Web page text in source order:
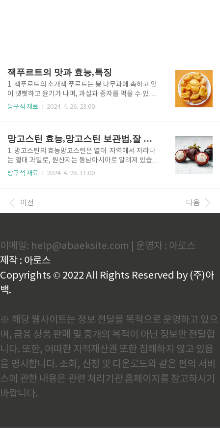
잭푸르트의 맛과 효능,특징
1. 잭푸르트의 소개잭 푸르트는 뽕 나무과에 속하고 잎
이 뻣뻣하고 윤기가 나며, 과실과 종자를 먹을 수 있습
니다. 열매의 무게는 32kg 정도 나간다고 합니다. 잭 프
다른 지역으로 퍼져나갔습니다 인도 지역에서 3000~6
000년 전에 재배되었다는 고고학적 자료들이 있다고
합니다. 이후 인도네시아, 말레이시아, 필리핀, 태국 등
의 동남아시아의 열대 지역으로 전파되어 재배되었습
니다. 그러면서 포르투갈 상인들이 1498년 인도 서남
으로 보이며 1700년대 초반에 열대 아프리카, 브라질,
카리브해, 중남..
방구석 재료 2024. 4. 26. 23:00
망고스틴 효능,망고스틴 보관법,잘 익은 망고스틴 고르는 법
1. 망고스틴의 효능망고스틴은 열대 지역에서 자라나
는 열대 과일로, 원산지는 동남아시아로 알려져 있습니
다. 주로 인도네시아, 말레이시아, 필리핀, 태국 등의 연
르타 근처에 위치한 생산지로 알려진 지역이 많습니다.
이 과일은 열대 지역의 다습하고 따뜻한 기후에서 잘 자
아시아에서는 오랫동안 소중히 여겨져 왔습니다. 현재
는 전 세계적으로 수출되고 있으며, 그 인기는 계속해서
증가하고 있습니다.2. 망고스틴이 건강에 좋은 이유망
고스틴은 맛뿐만 아니라 ..
방구석 재료 2024. 4. 26. 11:00
이전 다음
이메일: help@abaeksite.com | 운영자 : 아로스
제작 : 아로스
Copyrights © 2022 All Rights Reserved by (주)아
백.
※ 해당 웹사이트는 정보 전달을 목적으로 운영하고 있으
며, 금융 상품 판매 및 중개의 목적이 아닌 정보만 전달합
니다. 또한, 어떠한 지적재산권 또한 침해하지 않고 있음
을 명시합니다. 조회, 신청 및 다운로드와 같은 편의 서비
스에 관한 내용은 관련 처리기관 홈페이지를 참고하시기
바랍니다.